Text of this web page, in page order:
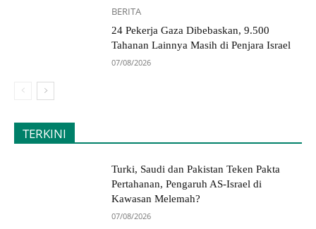
BERITA
24 Pekerja Gaza Dibebaskan, 9.500
Tahanan Lainnya Masih di Penjara Israel
07/08/2026
TERKINI
Turki, Saudi dan Pakistan Teken Pakta
Pertahanan, Pengaruh AS-Israel di
Kawasan Melemah?
07/08/2026